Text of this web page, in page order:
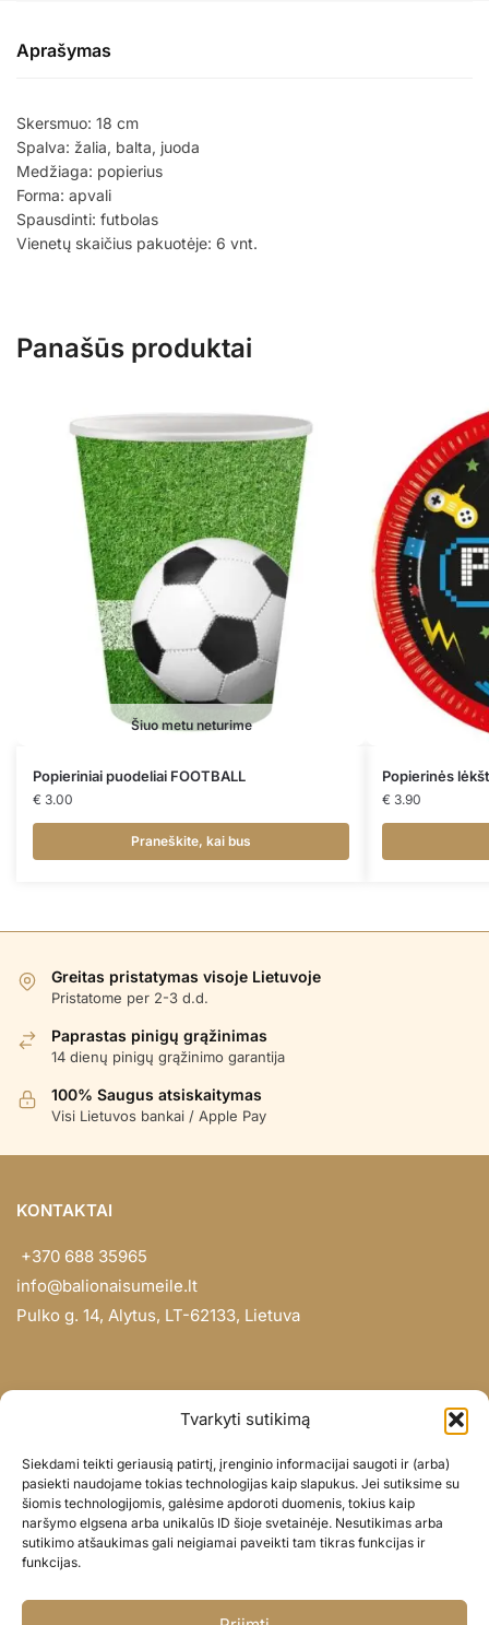
Tvarkyti sutikimą
Siekdami teikti geriausią patirtį, įrenginio informacijai saugoti ir (arba)
pasiekti naudojame tokias technologijas kaip slapukus. Jei sutiksime su
šiomis technologijomis, galėsime apdoroti duomenis, tokius kaip
naršymo elgsena arba unikalūs ID šioje svetainėje. Nesutikimas arba
sutikimo atšaukimas gali neigiamai paveikti tam tikras funkcijas ir
funkcijas.
Aprašymas
Skersmuo: 18 cm
Spalva: žalia, balta, juoda
Medžiaga: popierius
Forma: apvali
Spausdinti: futbolas
Vienetų skaičius pakuotėje: 6 vnt.
Panašūs produktai
Šiuo metu neturime
Popieriniai puodeliai FOOTBALL
€ 3.00
Praneškite, kai bus
Popierinės
€ 3.90
Greitas pristatymas visoje Lietuvoje
Pristatome per 2-3 d.d.
Paprastas pinigų grąžinimas
14 dienų pinigų grąžinimo garantija
100% Saugus atsiskaitymas
Visi Lietuvos bankai / Apple Pay
KONTAKTAI
+370 688 35965
info@balionaisumeile.lt
Pulko g. 14, Alytus, LT-62133, Lietuva
Didmena
Darbų portfolio
Privatumo politika
Parduotuvės politika